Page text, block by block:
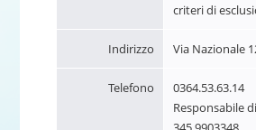
criteri di
Indirizzo Via Nazionale
Telefono
0364.53.63.14
Responsabile